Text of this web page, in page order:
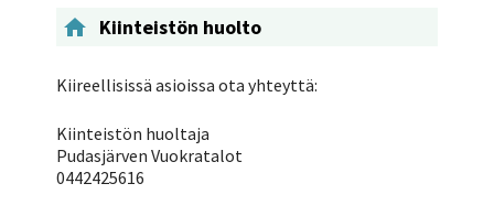
 Kiinteistön huolto
Kiireellisissä asioissa ota yhteyttä:
Kiinteistön huoltaja
Pudasjärven Vuokratalot
0442425616